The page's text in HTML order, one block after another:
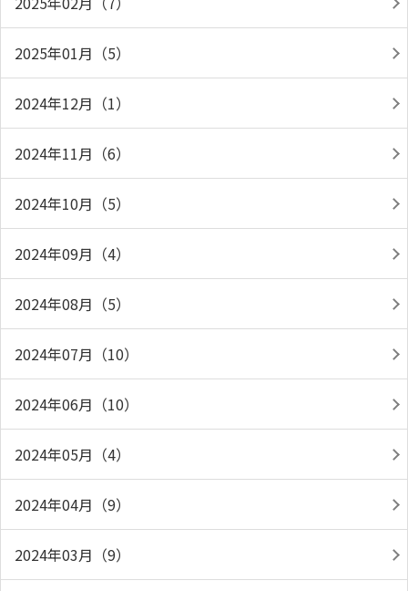
2025年01月（5）
2024年12月（1）
2024年11月（6）
2024年10月（5）
2024年09月（4）
2024年08月（5）
2024年07月（10）
2024年06月（10）
2024年05月（4）
2024年04月（9）
2024年03月（9）